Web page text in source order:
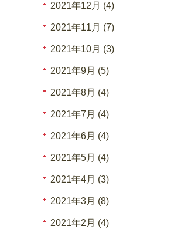
2021年12月 (4)
2021年11月 (7)
2021年10月 (3)
2021年9月 (5)
2021年8月 (4)
2021年7月 (4)
2021年6月 (4)
2021年5月 (4)
2021年4月 (3)
2021年3月 (8)
2021年2月 (4)